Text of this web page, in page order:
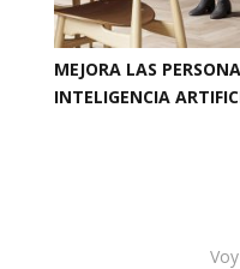
MEJORA LAS
INTELIGENCIA